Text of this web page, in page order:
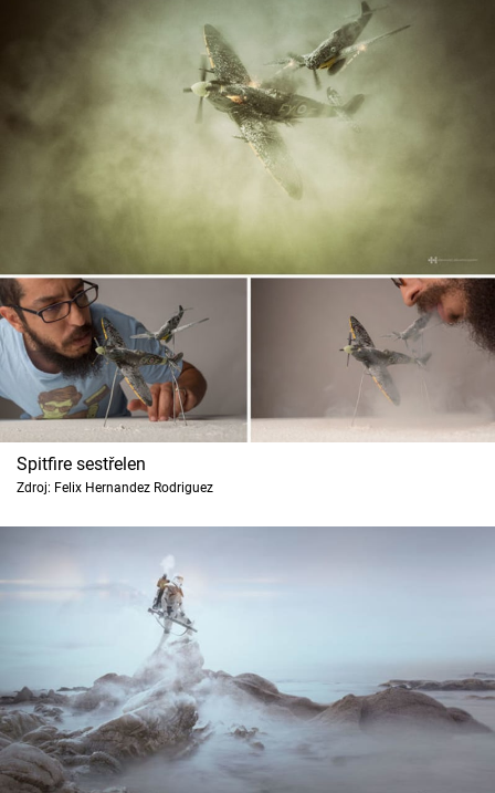
Spitfire sestřelen
Zdroj: Felix Hernandez Rodriguez